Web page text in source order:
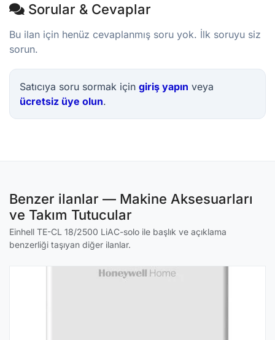
Sorular & Cevaplar
Bu ilan için henüz cevaplanmış soru yok. İlk soruyu siz
sorun.
Satıcıya soru sormak için giriş yapın veya
ücretsiz üye olun.
Benzer ilanlar — Makine Aksesuarları
ve Takım Tutucular
Einhell TE-CL 18/2500 LiAC-solo ile başlık ve açıklama
benzerliği taşıyan diğer ilanlar.